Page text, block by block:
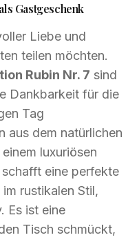
Gastgeschenk
Liebe und
teilen möchten.
Rubin Nr. 7 sind
Dankbarkeit für die
Tag
aus dem natürlichen
luxuriösen
eine perfekte
rustikalen Stil,
Es ist eine
Tisch schmückt,